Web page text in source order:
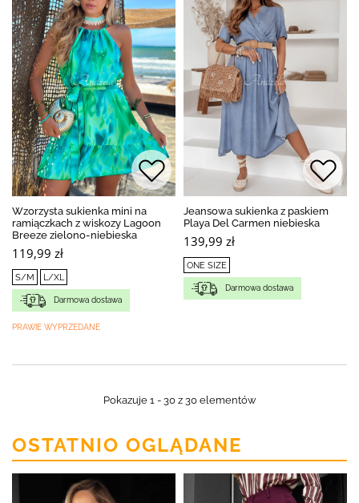
Wzorzysta sukienka mini na
ramiączkach z wiskozy Lagoon
Breeze zielono-niebieska
119,99 zł
S/M L/XL
Darmowa dostawa
PRAWIE WYPRZEDANE
Jeansowa sukienka z paskiem
Playa Del Carmen niebieska
139,99 zł
ONE SIZE
Darmowa dostawa
Pokazuje 1 - 30 z 30 elementów
OSTATNIO OGLĄDANE